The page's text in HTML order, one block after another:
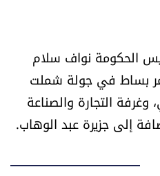
Digital solutions
الحكومة نواف سلام
بساط في جولة شملت
التجارة والصناعة
إلى جزيرة عبد الوهاب.